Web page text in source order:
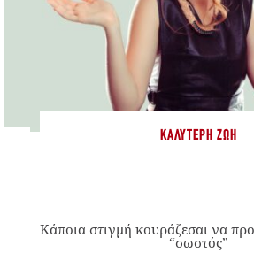
ΚΑΛΎΤΕΡΗ ΖΩΉ
Κάποια στιγμή κουράζεσαι να
“σωστός”